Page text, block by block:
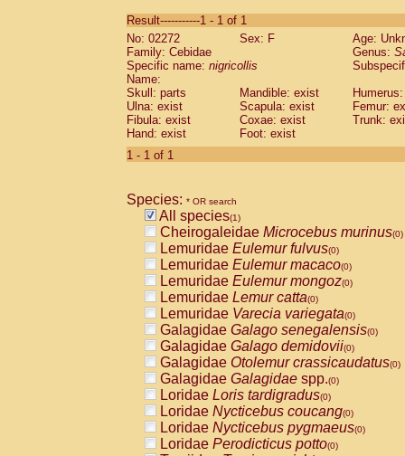
CebidaeSaguinus labiatus(0)
Cebidae Saguinus leucopus (0)
Cebidae
CebidaeSaguinus mystax
Cebidae Saguinus nigricollis (1)
Cebidae Saguinus oedipus
Cebidae Saguinus weddelli
Cebidae Saguinusspp.
Cebidae
CebidaeCebus capucinus
CebidaeCebus nigrivittatus
CebidaeCebus spp.(0)
CebidaeSaimiri boliviensis(0)
CebidaeSaimiri sciureus(0)
AtelidaeAlouatta caraya(0)
AtelidaeAlouatta fusca(0)
AtelidaeAlouatta seniculus(0)
AtelidaeAlouattaspp.(0)
AtelidaeAteles belzebuth(0)
AtelidaeAteles geoffroyi(0)
AtelidaeAteles paniscus(0)
AtelidaeAtelesspp.(0)
AtelidaeLagothrix lagothricha(0)
AtelidaeLagothrix lagothricha cana
PitheciidaeCacajao calvus
Result-----------1 - 1 of 1
No: 02272
Sex: F
Age:
Family: Cebidae
Genus:
Specific name: nigricollis
Name:
Skull: parts
Mandible: exist
Ulna: exist
Scapula: exist
Femur:
Fibula: exist
Coxae: exist
Trunk:
Hand: exist
Foot: exist
1 - 1 of 1
Species: * OR search
All species(1)
Cheirogaleidae Microcebus murinus(0)
Lemuridae Eulemur fulvus(0)
Lemuridae Eulemur macaco(0)
Lemuridae Eulemur mongoz(0)
Lemuridae Lemur catta(0)
Lemuridae Varecia variegata(0)
Galagidae Galago senegalensis(0)
Galagidae Galago demidovii(0)
Galagidae Otolemur crassicaudatus(0)
Galagidae Galagidae spp.(0)
Loridae Loris tardigradus(0)
Loridae Nycticebus coucang(0)
Loridae Nycticebus pygmaeus(0)
Loridae Perodicticus potto(0)